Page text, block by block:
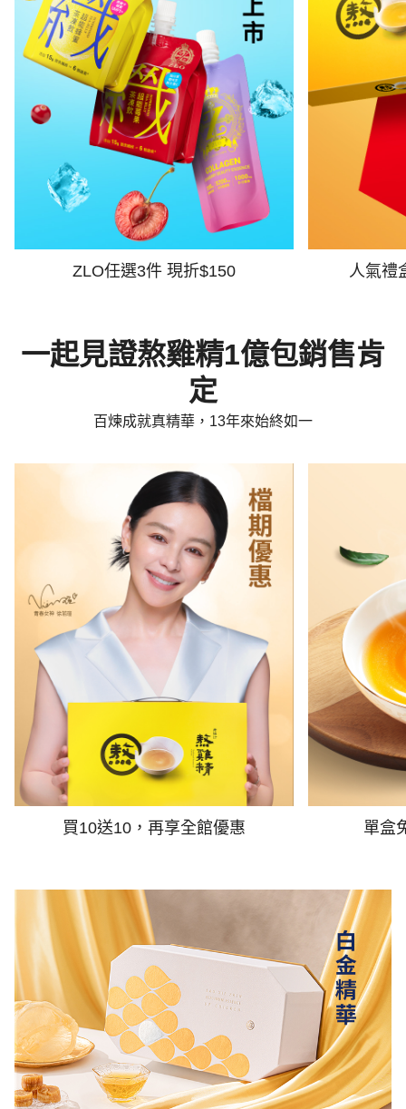
ZLO任選3件 現折$150 人氣禮
一起見證熬雞精1億包銷售肯
定
百煉成就真精華，13年來始終如一
買10送10，再享全館優惠 單盒